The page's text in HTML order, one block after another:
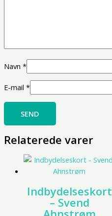
Navn *
E-mail *
Relaterede varer
Indbydelseskort
– Svend